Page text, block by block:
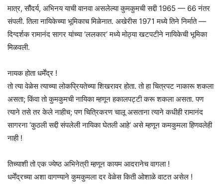
मात्र, सौंदर्य, अभिनय याची वानवा असलेल्या कुमकुमची सद्दी 1965 — 66 नंतर
संपली. तिला नायिकेच्या भूमिकाच मिळेनात. अखेरीस 1971 मध्ये तिने निर्माते —
दिग्दर्शक रामानंद सागर यांच्या ‘ललकार‘ मध्ये मोठ्या खटपटीने नायिकेची भूमिका
मिळवली.
नायक होता धर्मेंद्र !
तो त्या वेळेस त्याच्या लोकप्रियतेच्या शिखरावर होता. तो हा चित्रपट नाकारू शकला
असता; किंवा तो कुमकुमची नायिका म्हणून हकालपट्टी करू शकला असता. पण
त्याने तसे तर केले नाहीच; पण चित्रिकरण चालू असताना त्याने कधीही रामानंद
सागरना ‘कुठली सद्दी संपलेली नायिका घेतली आहे‘ असे म्हणून कमकुमला हिणवलेही
नाही !
तिच्याशी तो एक ज्येष्ठ अभिनेत्री म्हणून कायम आदरानेच वागला !
धर्मेंद्रच्या अशा वागण्याने कुमकुमला दर वेळेस किती ओशाळे वाटत असेल !